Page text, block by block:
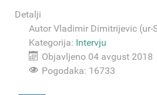
Detalji
Autor Vladimir Dimitrijevic (ur-
Kategorija: Intervju
Objavljeno 04 avgust 2018
Pogodaka: 16733